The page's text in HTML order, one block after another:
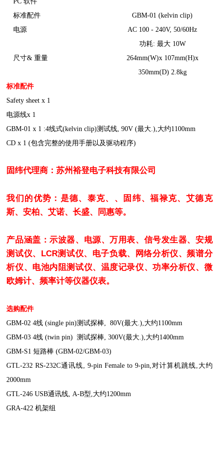
标准配件
GBM-01 (kelvin clip)
电源
AC 100 - 240V, 50/60Hz
功耗: 最大 10W
尺寸& 重量
264mm(W)x 107mm(H)x
350mm(D) 2.8kg
标准配件
Safety sheet x 1
电源线x 1
GBM-01 x 1 :4线式(kelvin clip)测试线, 90V (最大.),大约1100mm
CD x 1 (包含完整的使用手册以及驱动程序)
固纬代理商：苏州裕登电子科技有限公司
我们的优势：是德、泰克、、固纬、福禄克、艾德克
斯、安柏、艾诺、长盛、同惠等。
产品涵盖：示波器、电源、万用表、信号发生器、安规
测试仪、LCR测试仪、电子负载、网络分析仪、频谱分
析仪、电池内阻测试仪、温度记录仪、功率分析仪、微
欧姆计、频率计等仪器仪表。
选购配件
GBM-02 4线 (single pin)测试探棒, 80V(最大.),大约1100mm
GBM-03 4线 (twin pin) 测试探棒, 300V(最大.),大约1400mm
GBM-S1 短路棒 (GBM-02/GBM-03)
GTL-232 RS-232C通讯线, 9-pin Female to 9-pin,对计算机跳线,大约
2000mm
GTL-246 USB通讯线, A-B型,大约1200mm
GRA-422 机架组